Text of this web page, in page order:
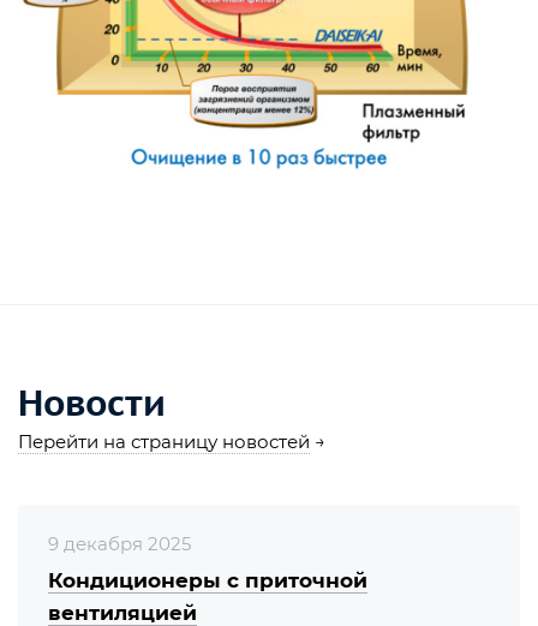
Новости
Перейти на страницу новостей →
9 декабря 2025
Кондиционеры с приточной
вентиляцией